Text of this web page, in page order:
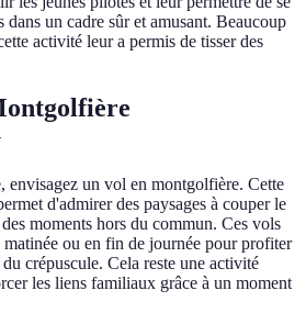
dans un cadre sûr et amusant. Beaucoup
activité leur a permis de tisser des
envisagez un vol en montgolfière. Cette
d'admirer des paysages à couper le
moments hors du commun. Ces vols
matinée ou en fin de journée pour profiter
crépuscule. Cela reste une activité
les liens familiaux grâce à un moment